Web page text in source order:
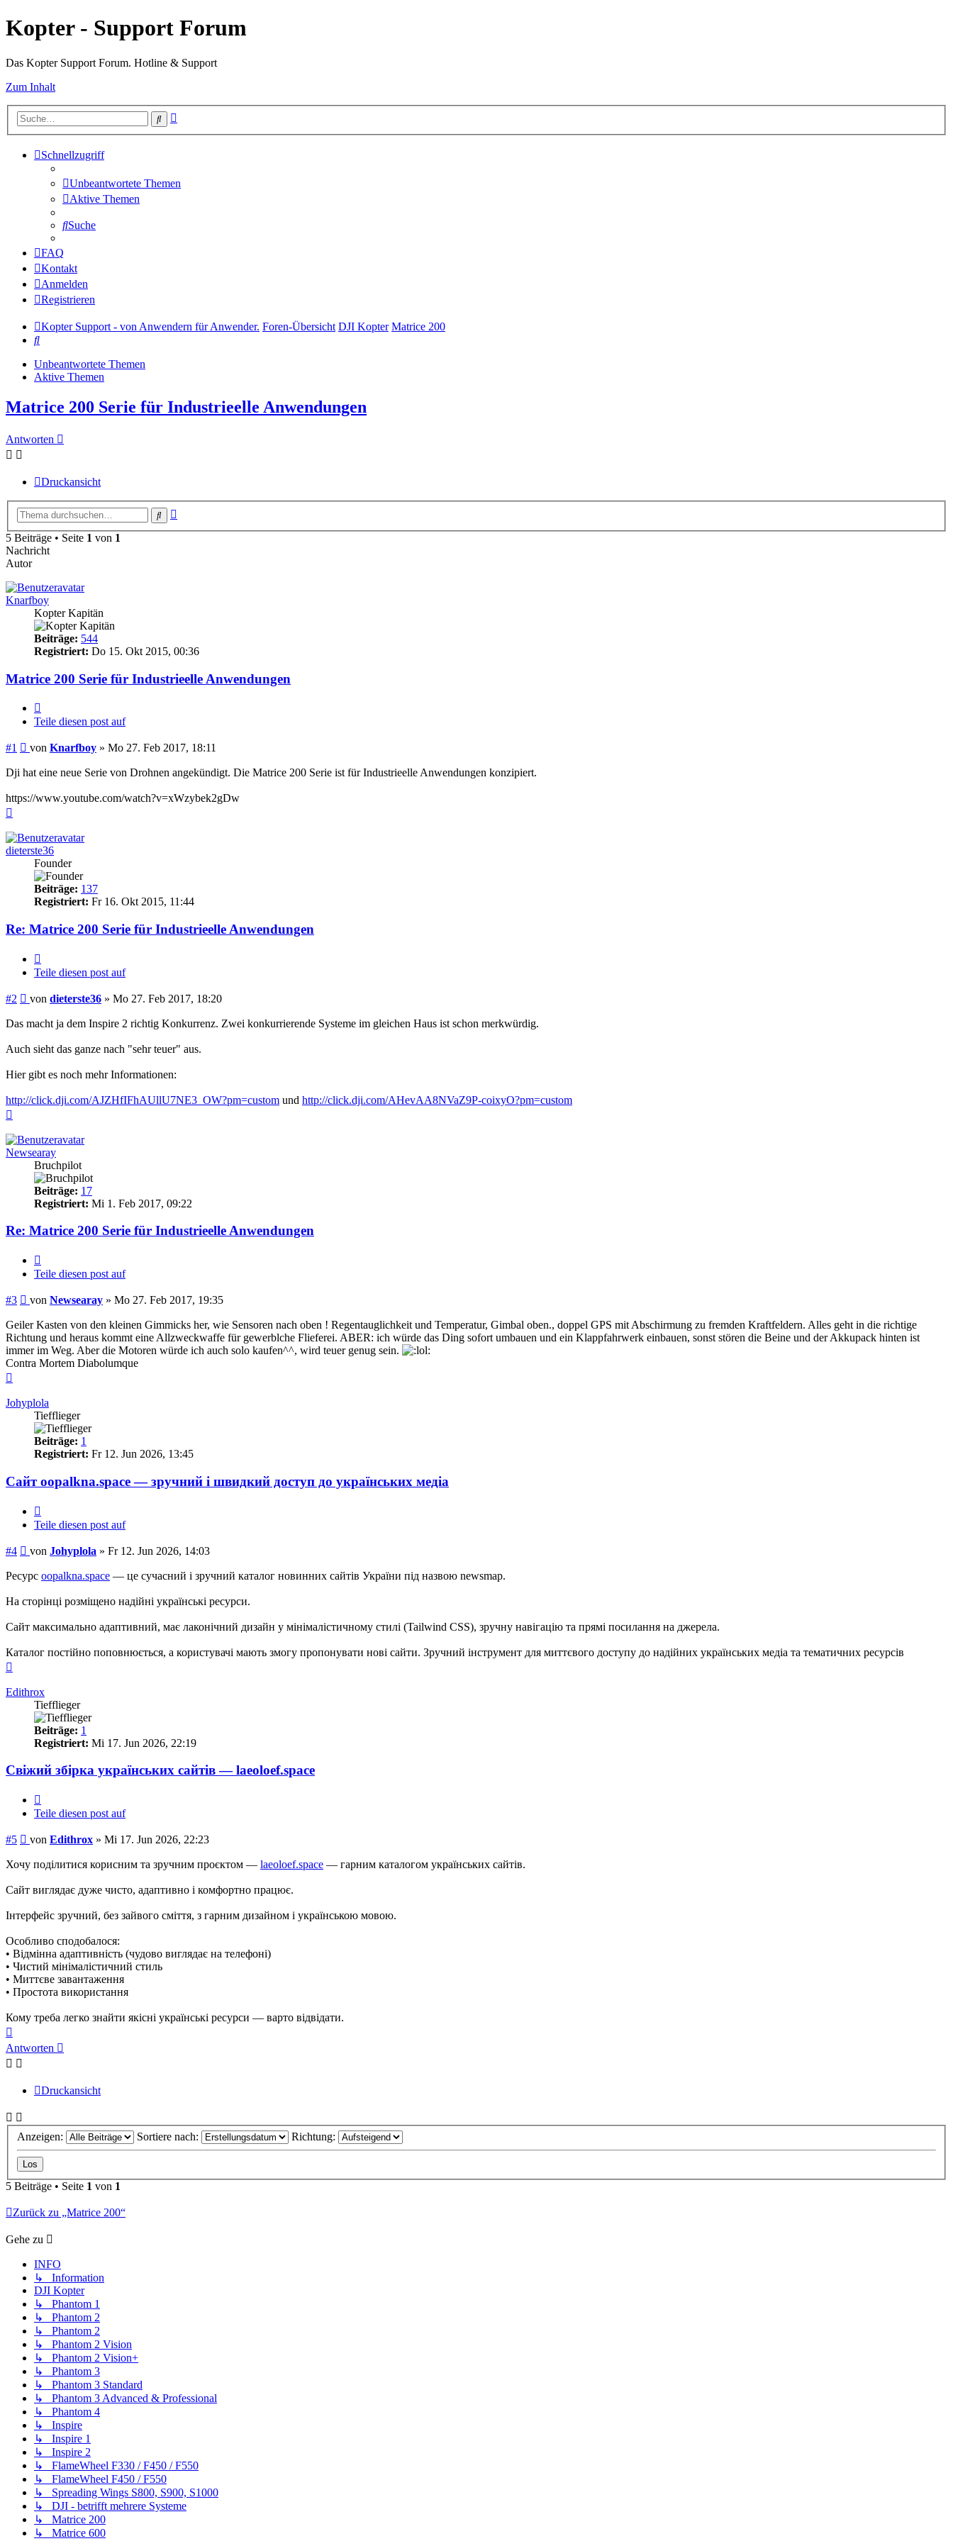
Kopter - Support Forum
Das Kopter Support Forum. Hotline & Support
Zum Inhalt
Suche
Schnellzugriff
Unbeantwortete Themen
Aktive Themen
Suche
FAQ
Kontakt
Anmelden
Registrieren
Kopter Support - von Anwendern für Anwender. Foren-Übersicht DJI Kopter Matrice 200
Suche
Unbeantwortete Themen
Aktive Themen
Matrice 200 Serie für Industrieelle Anwendungen
Antworten
Druckansicht
Suche
5 Beiträge • Seite 1 von 1
Nachricht
Autor
Knarfboy
Kopter Kapitän
Beiträge: 544
Registriert: Do 15. Okt 2015, 00:36
Matrice 200 Serie für Industrieelle Anwendungen
Teile diesen post auf
#1 Beitrag
von Knarfboy » Mo 27. Feb 2017, 18:11
Dji hat eine neue Serie von Drohnen angekündigt. Die Matrice 200 Serie ist für Industrieelle Anwendungen konzipiert.
https://www.youtube.com/watch?v=xWzybek2gDw
dieterste36
Founder
Beiträge: 137
Registriert: Fr 16. Okt 2015, 11:44
Re: Matrice 200 Serie für Industrieelle Anwendungen
Teile diesen post auf
#2 Beitrag
von dieterste36 » Mo 27. Feb 2017, 18:20
Das macht ja dem Inspire 2 richtig Konkurrenz. Zwei konkurrierende Systeme im gleichen Haus ist schon merkwürdig.
Auch sieht das ganze nach "sehr teuer" aus.
Hier gibt es noch mehr Informationen:
http://click.dji.com/AJZHfIFhAUllU7NE3_OW?pm=custom und http://click.dji.com/AHevAA8NVaZ9P-coixyO?pm=custom
Newsearay
Bruchpilot
Beiträge: 17
Registriert: Mi 1. Feb 2017, 09:22
Re: Matrice 200 Serie für Industrieelle Anwendungen
Teile diesen post auf
#3 Beitrag
von Newsearay » Mo 27. Feb 2017, 19:35
Geiler Kasten von den kleinen Gimmicks her, wie Sensoren nach oben ! Regentauglichkeit und Temperatur, Gimbal oben., doppel GPS mit Abschirmung zu fremden Kraftfeldern. Alles geht in die richtige
Richtung und heraus kommt eine Allzweckwaffe für gewerblche Flieferei. ABER: ich würde das Ding sofort umbauen und ein Klappfahrwerk einbauen, sonst stören die Beine und der Akkupack hinten ist
immer im Weg. Aber die Motoren würde ich auch solo kaufen^^, wird teuer genug sein.
Contra Mortem Diabolumque
Johyplola
Tiefflieger
Beiträge: 1
Registriert: Fr 12. Jun 2026, 13:45
Сайт oopalkna.space — зручний і швидкий доступ до українських медіа
Teile diesen post auf
#4 Beitrag
von Johyplola » Fr 12. Jun 2026, 14:03
Ресурс oopalkna.space — це сучасний і зручний каталог новинних сайтів України під назвою newsmap.
На сторінці розміщено надійні українські ресурси.
Сайт максимально адаптивний, має лаконічний дизайн у мінімалістичному стилі (Tailwind CSS), зручну навігацію та прямі посилання на джерела.
Каталог постійно поповнюється, а користувачі мають змогу пропонувати нові сайти. Зручний інструмент для миттєвого доступу до надійних українських медіа та тематичних ресурсів
Edithrox
Tiefflieger
Beiträge: 1
Registriert: Mi 17. Jun 2026, 22:19
Свіжий збірка українських сайтів — laeoloef.space
Teile diesen post auf
#5 Beitrag
von Edithrox » Mi 17. Jun 2026, 22:23
Хочу поділитися корисним та зручним проєктом — laeoloef.space — гарним каталогом українських сайтів.
Сайт виглядає дуже чисто, адаптивно і комфортно працює.
Інтерфейс зручний, без зайвого сміття, з гарним дизайном і українською мовою.
Особливо сподобалося:
• Відмінна адаптивність (чудово виглядає на телефоні)
• Чистий мінімалістичний стиль
• Миттєве завантаження
• Простота використання
Кому треба легко знайти якісні українські ресурси — варто відвідати.
oben
Antworten
Druckansicht
Anzeigen: Sortiere nach: Richtung:
5 Beiträge • Seite 1 von 1
Zurück zu „Matrice 200“
Gehe zu
INFO
↳ Information
DJI Kopter
↳ Phantom 1
↳ Phantom 2
↳ Phantom 2
↳ Phantom 2 Vision
↳ Phantom 2 Vision+
↳ Phantom 3
↳ Phantom 3 Standard
↳ Phantom 3 Advanced & Professional
↳ Phantom 4
↳ Inspire
↳ Inspire 1
↳ Inspire 2
↳ FlameWheel F330 / F450 / F550
↳ FlameWheel F450 / F550
↳ Spreading Wings S800, S900, S1000
↳ DJI - betrifft mehrere Systeme
↳ Matrice 200
↳ Matrice 600